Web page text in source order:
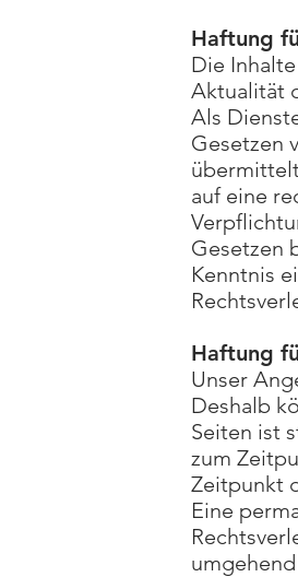
Haftung
Die
Aktualität
Als
Gesetzen
auf eine
Gesetzen
Kenntnis
Haftung
Unser
Deshalb
Seiten ist
zum
Zeitpunkt
Eine